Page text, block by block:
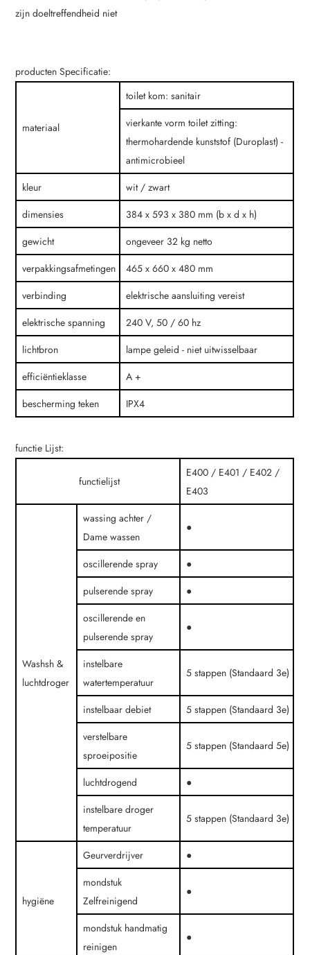
zijn doeltreffendheid niet
producten Specificatie:
materiaal
toilet kom: sanitair
vierkante vorm toilet zitting:
thermohardende kunststof (Duroplast) -
antimicrobieel
kleur
wit / zwart
dimensies
384 x 593 x 380 mm (b x d x h)
gewicht
ongeveer 32 kg netto
verpakkingsafmetingen
465 x 660 x 480 mm
verbinding
elektrische aansluiting vereist
elektrische spanning
240 V, 50 / 60 hz
lichtbron
lampe geleid - niet uitwisselbaar
efficiëntieklasse
A +
bescherming teken
IPX4
functie Lijst:
functielijst
E400 / E401 / E402 /
E403
Washsh &
luchtdroger
wassing achter /
Dame wassen
●
oscillerende spray
●
pulserende spray
●
oscillerende en
pulserende spray
●
instelbare
watertemperatuur
5 stappen (Standaard 3e)
instelbaar debiet
5 stappen (Standaard 3e)
verstelbare
sproeipositie
5 stappen (Standaard 5e)
luchtdrogend
●
instelbare droger
temperatuur
5 stappen (Standaard 3e)
hygiëne
Geurverdrijver
●
mondstuk
Zelfreinigend
●
mondstuk handmatig
reinigen
●